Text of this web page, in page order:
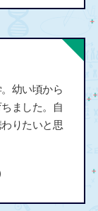
幼い頃から
ました。自
りたいと思